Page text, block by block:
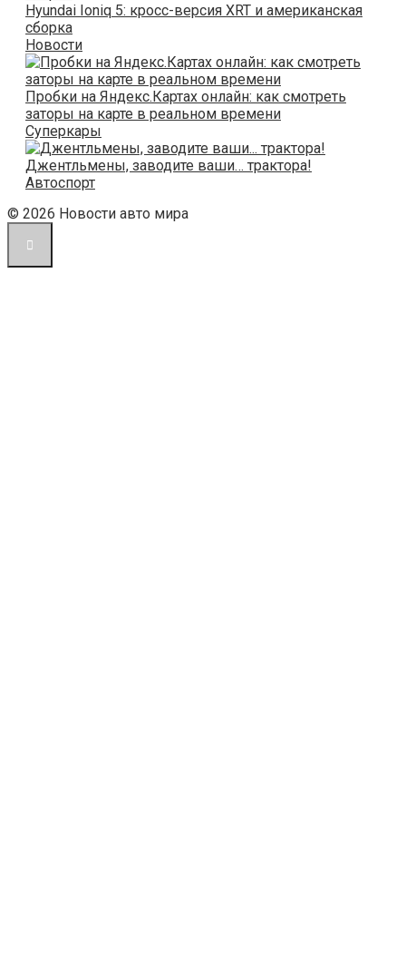
Hyundai Ioniq 5: кросс-версия XRT и американская
сборка
Новости
Пробки на Яндекс.Картах онлайн: как смотреть
заторы на карте в реальном времени
Суперкары
Джентльмены, заводите ваши… трактора!
Автоспорт
© 2026 Новости авто мира